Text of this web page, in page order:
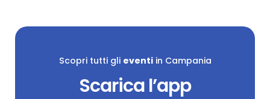
Scopri tutti gli eventiin Campania
Scarica l’app